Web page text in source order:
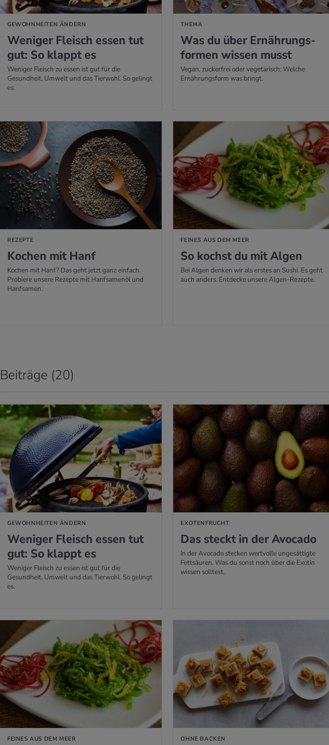
GEWOHNHEITEN ÄNDERN
We­ni­ger Fleisch essen tut
gut: So klappt es
Weniger Fleisch zu essen ist gut für die
Gesundheit, Umwelt und das Tierwohl. So gelingt
es.
THEMA
Was du über Er­näh­rungs­
for­men wis­sen musst
Vegan, zuckerfrei oder vegetarisch: Welche
Ernährungsform was bringt.
REZEPTE
Ko­chen mit Hanf
Kochen mit Hanf? Das geht jetzt ganz einfach.
Probiere unsere Rezepte mit Hanfsamenöl und
Hanfsamen.
ERFAHREN
FEINES AUS DEM MEER
So kochst du mit Algen
Bei Algen denken wir als erstes an Sushi. Es geht
auch anders. Entdecke unsere Algen-Rezepte.
MEHR ERFAHREN
Beiträge (20)
GEWOHNHEITEN ÄNDERN
We­ni­ger Fleisch essen tut
gut: So klappt es
Weniger Fleisch zu essen ist gut für die
Gesundheit, Umwelt und das Tierwohl. So gelingt
es.
ERFAHREN
EXOTENFRUCHT
Das steckt in der Avo­ca­do
In der Avocado stecken wertvolle ungesättigte
Fettsäuren. Was du sonst noch über die Exotin
wissen solltest.
MEHR ERFAHREN
FEINES AUS DEM MEER
ERFAHREN
OHNE BACKEN
MEHR ERFAHREN